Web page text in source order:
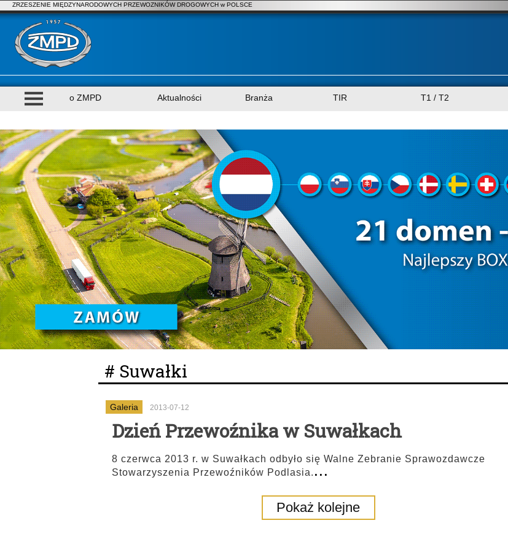
ZRZESZENIE MIĘDZYNARODOWYCH PRZEWOZNIKÓW DROGOWYCH w POLSCE
o ZMPD Aktualności Branża TIR T1 / T2
# Suwałki
Galeria 2013-07-12
Dzień Przewoźnika w Suwałkach
8 czerwca 2013 r. w Suwałkach odbyło się Walne Zebranie Sprawozdawcze
Stowarzyszenia Przewoźników Podlasia. ...
Pokaż kolejne